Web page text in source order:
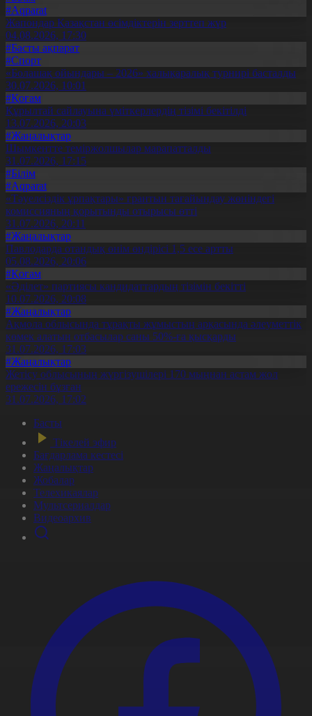
#Aqparat
Жапондар Қазақстан өсімдіктерін зерттеп жүр
04.08.2026, 17:30
#Басты ақпарат
#Спорт
«Болашақ ойындары – 2026» халықаралық турнирі басталды
30.07.2026, 10:01
#Қоғам
Құрылтай сайлауына үміткерлердің тізімі бекітілді
13.07.2026, 20:03
#Жаңалықтар
Шымкентте теміржолшылар марапатталды
31.07.2026, 17:15
#Білім
#Aqparat
«Тәуелсіздік ұрпақтары» грантын тағайындау жөніндегі
комиссияның қорытынды отырысы өтті
31.07.2026, 20:11
#Жаңалықтар
Павлодарда отандық өнім өндірісі 1,5 есе артты
05.08.2026, 20:06
#Қоғам
«Әділет» партиясы кандидаттардың тізімін бекітті
10.07.2026, 20:08
#Жаңалықтар
Ақмола облысында тұрақты жұмыстың арқасында әлеуметтік
көмек алатын отбасылар саны 50%-ға қысқарды
31.07.2026, 17:03
#Жаңалықтар
Жетісу облысының жүргізушілері 170 мыңнан астам жол
ережесін бұзған
31.07.2026, 17:02
Басты
Тікелей эфир
Бағдарлама кестесі
Жаңалықтар
Жобалар
Телехикаялар
Мультсериалдар
Видеоархив